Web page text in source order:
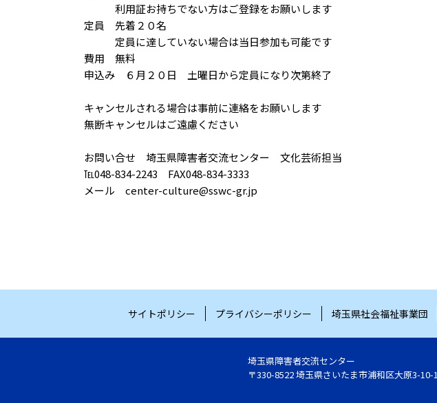
利用証お持ちでない方はご登録をお願いします
定員 先着２０名
定員に達していない場合は当日参加も可能です
費用 無料
申込み ６月２０日 土曜日から定員になり次第終了
キャンセルされる場合は事前に連絡をお願いします
無断キャンセルはご遠慮ください
お問い合せ 埼玉県障害者交流センター 文化芸術担当
℡048-834-2243 FAX048-834-3333
メール center-culture@sswc-gr.jp
サイトポリシー プライバシーポリシー 埼玉県社会福祉事業団
埼玉県障害者交流センター
〒330-8522 埼玉県さいたま市浦和区大原3-10-1